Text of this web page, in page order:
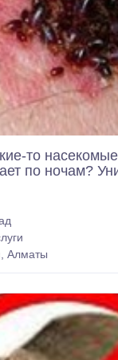
то
по ночам?
Алматы